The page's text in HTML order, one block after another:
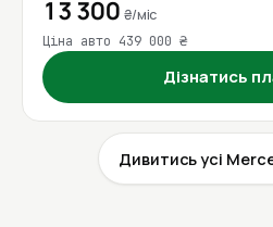
13 300 ₴/міс
Ціна авто 439 000 ₴
Дізнатись
Дивитись усі